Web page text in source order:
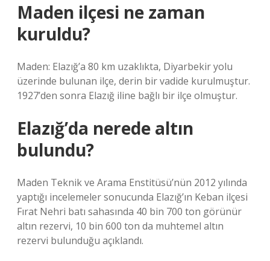
Maden ilçesi ne zaman
kuruldu?
Maden: Elazığ’a 80 km uzaklıkta, Diyarbekir yolu
üzerinde bulunan ilçe, derin bir vadide kurulmuştur.
1927’den sonra Elazığ iline bağlı bir ilçe olmuştur.
Elazığ’da nerede altın
bulundu?
Maden Teknik ve Arama Enstitüsü’nün 2012 yılında
yaptığı incelemeler sonucunda Elazığ’ın Keban ilçesi
Fırat Nehri batı sahasında 40 bin 700 ton görünür
altın rezervi, 10 bin 600 ton da muhtemel altın
rezervi bulunduğu açıklandı.